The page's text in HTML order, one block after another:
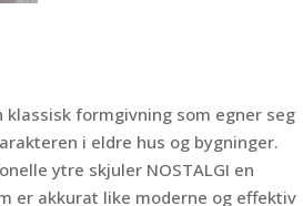
klassisk formgivning som egner seg
i eldre hus og bygninger.
ytre skjuler NOSTALGI en
er akkurat like moderne og effektiv